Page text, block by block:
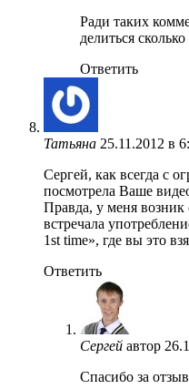
Ради таких
делиться
Ответить
Татьяна 25.11.2012 в
Сергей, как всегда с
посмотрела Ваше
Правда, у меня возник
встречала
1st time», где вы это
Ответить
Сергей автор
Спасибо за